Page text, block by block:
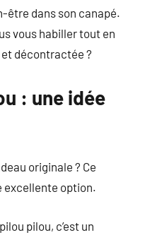
être dans son canapé.
vous habiller tout en
décontractée ?
: une idée
originale ? Ce
excellente option.
pilou, c’est un